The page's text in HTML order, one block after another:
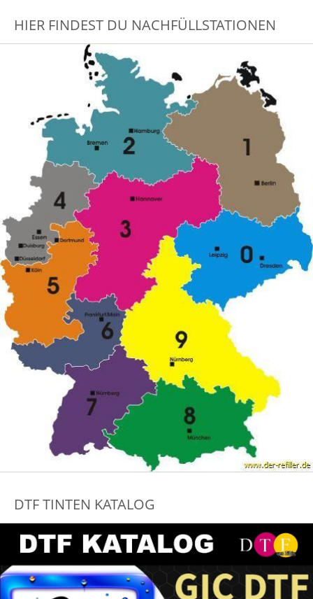
HIER FINDEST DU NACHFÜLLSTATIONEN
DTF TINTEN KATALOG